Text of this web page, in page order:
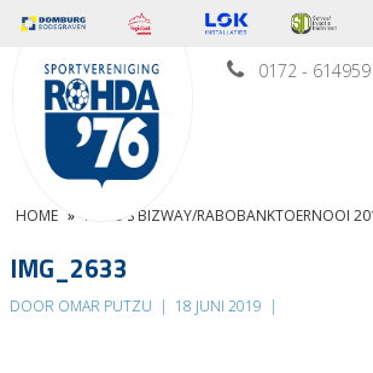
0172 - 614959
HOME » FOTO’S BIZWAY/RABOBANKTOERNOOI
IMG_2633
DOOR OMAR PUTZU | 18 JUNI 2019 |